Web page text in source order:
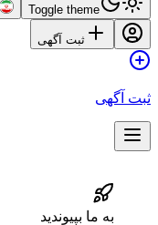
Toggle theme
ثبت آگهی
ثبت آگهی
به ما بپیوندید